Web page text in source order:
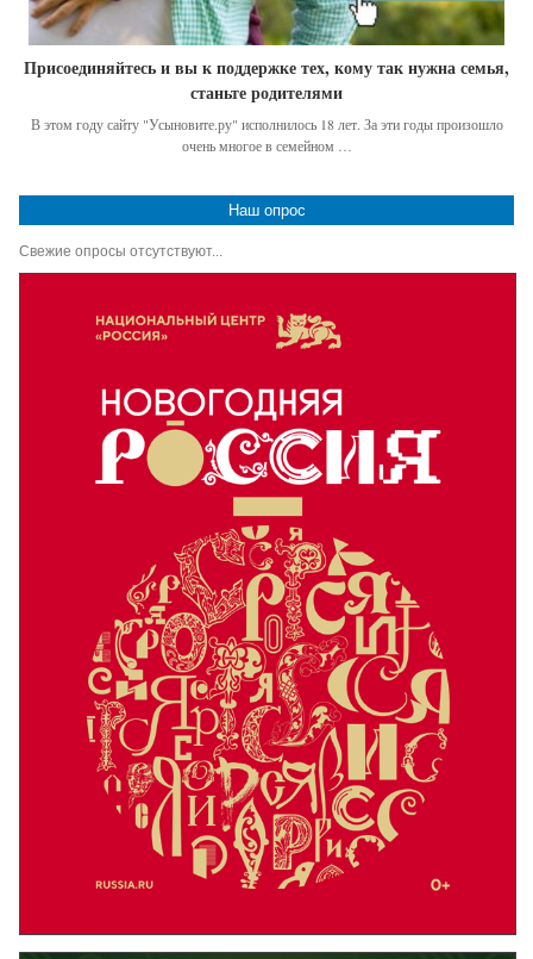
Присоединяйтесь и вы к поддержке тех, кому так нужна семья,
станьте родителями
В этом году сайту "Усыновите.ру" исполнилось 18 лет. За эти годы произошло
очень многое в семейном …
Наш опрос
Свежие опросы отсутствуют...